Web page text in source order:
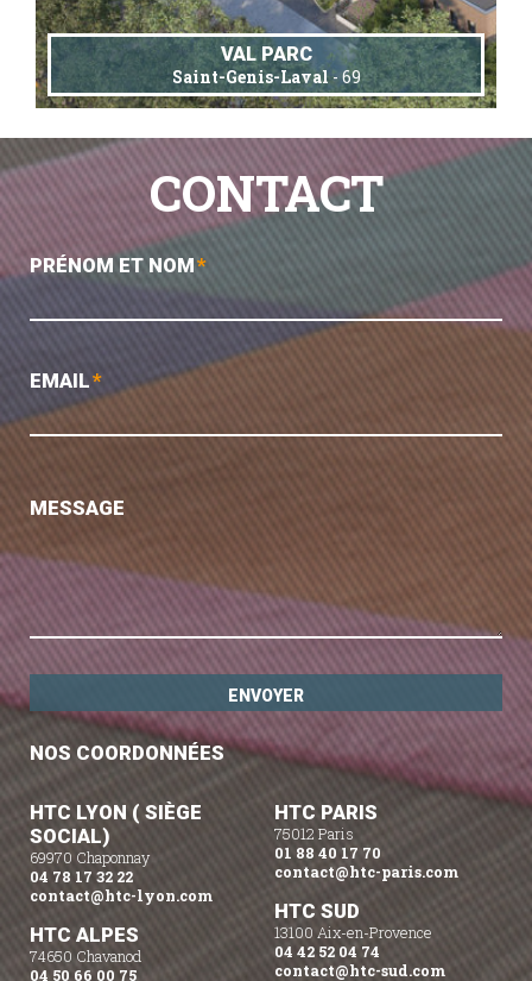
VAL PARC
Saint-Genis-Laval- 69
CONTACT
PRÉNOM ET NOM*
EMAIL*
MESSAGE
NOS COORDONNÉES
HTC LYON ( SIÈGE
SOCIAL)
69970 Chaponnay
04 78 17 32 22
contact@htc-lyon.com
HTC ALPES
74650 Chavanod
04 50 66 00 75
HTC PARIS
75012 Paris
01 88 40 17 70
contact@htc-paris.com
HTC SUD
13100 Aix-en-Provence
04 42 52 04 74
contact@htc-sud.com